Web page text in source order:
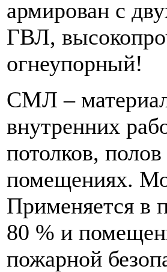
армирован с
ГВЛ,
огнеупорный!
СМЛ –
внутренних
потолков,
помещениях.
Применяется в
80 % и
пожарной